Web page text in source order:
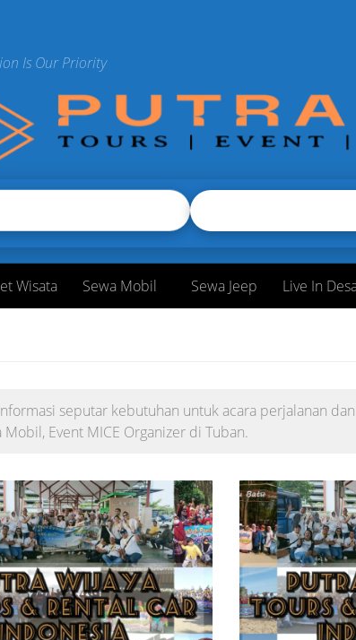
Is Our Priority
Wisata Sewa Mobil Sewa Jeep Live In
seputar kebutuhan untuk acara perjalanan
Mobil, Event MICE Organizer di Tuban.